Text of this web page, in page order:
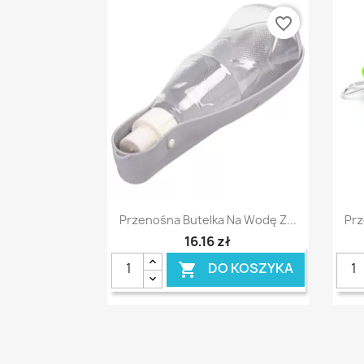
Szybki podgląd
Przenośna Butelka Na Wodę Z...
16,16 zł
 DO KOSZYKA
favorite_border